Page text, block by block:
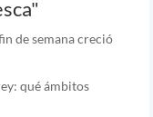
de semana creció
qué ámbitos